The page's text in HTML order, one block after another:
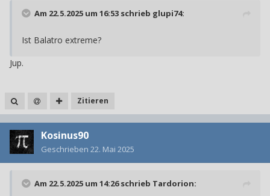
Am 22.5.2025 um 16:53 schrieb glupi74:
Ist Balatro extreme?
Jup.
Zitieren
Kosinus90
Geschrieben 22. Mai 2025
Am 22.5.2025 um 14:26 schrieb Tardorion: